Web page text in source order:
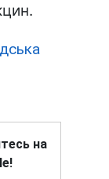
на